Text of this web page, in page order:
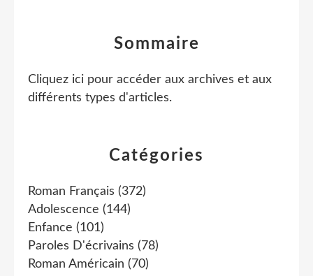
Catégories
Roman Français (372)
Adolescence (144)
Enfance (101)
Paroles D'écrivains (78)
Roman Américain (70)
Sommaire
Cliquez ici pour accéder aux archives et aux
différents types d'articles.